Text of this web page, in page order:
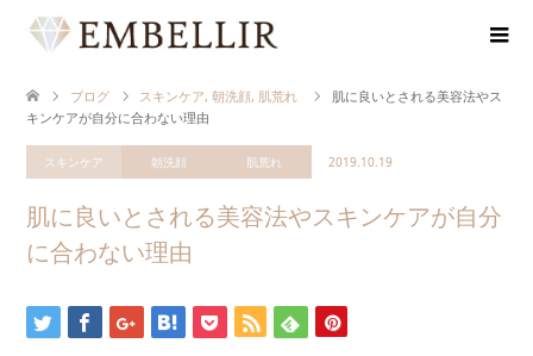
ブログ スキンケア, 朝洗顔, 肌荒れ
肌に良いとされる美容法やス
キンケアが自分に合わない理由
スキンケア 朝洗顔 肌荒れ 2019.10.19
肌に良いとされる美容法やスキンケアが自分
に合わない理由